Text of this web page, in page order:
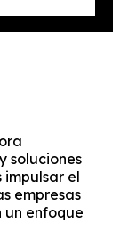
soluciones
impulsar el
empresas
enfoque